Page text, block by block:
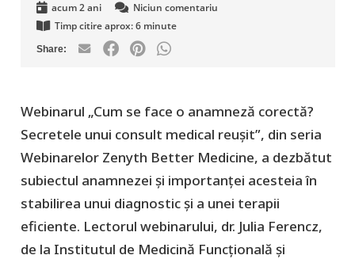
acum 2 ani
Niciun comentariu
Timp citire aprox: 6 minute
Webinarul „Cum se face o anamneză corectă?
Secretele unui consult medical reușit”, din seria
Webinarelor Zenyth Better Medicine, a dezbătut
subiectul anamnezei și importanței acesteia în
stabilirea unui diagnostic și a unei terapii
eficiente. Lectorul webinarului, dr. Julia Ferencz,
de la Institutul de Medicină Funcțională și